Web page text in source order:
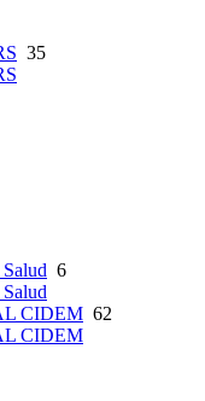
35
6
CIDEM 62
CIDEM